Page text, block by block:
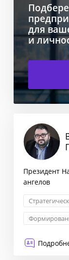
для
и
Президент
ангелов